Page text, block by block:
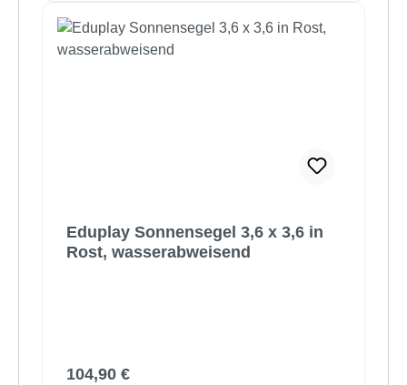
Eduplay Sonnensegel 3,6 x 3,6 in
Rost, wasserabweisend
Regulärer Preis:
104,90 €